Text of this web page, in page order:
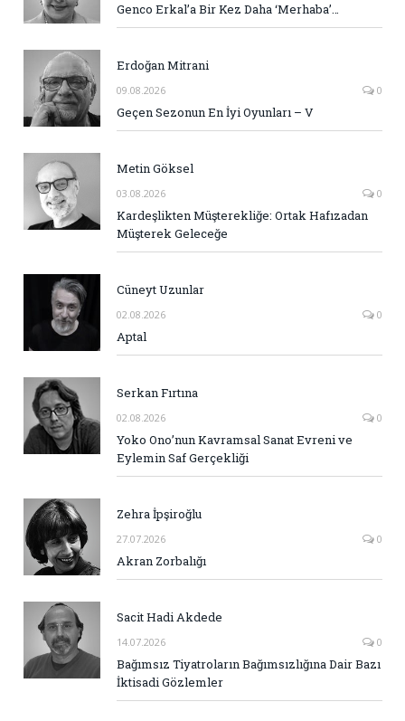
Genco Erkal’a Bir Kez Daha ‘Merhaba’…
Erdoğan Mitrani
09.08.2026 0
Geçen Sezonun En İyi Oyunları – V
Metin Göksel
03.08.2026 0
Kardeşlikten Müşterekliğe: Ortak Hafızadan
Müşterek Geleceğe
Cüneyt Uzunlar
02.08.2026 0
Aptal
Serkan Fırtına
02.08.2026 0
Yoko Ono’nun Kavramsal Sanat Evreni ve
Eylemin Saf Gerçekliği
Zehra İpşiroğlu
27.07.2026 0
Akran Zorbalığı
Sacit Hadi Akdede
14.07.2026 0
Bağımsız Tiyatroların Bağımsızlığına Dair Bazı
İktisadi Gözlemler